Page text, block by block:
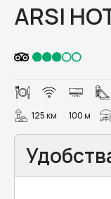
ARSI
125 км 100 м